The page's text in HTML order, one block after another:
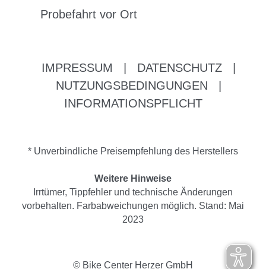
Probefahrt vor Ort
IMPRESSUM DATENSCHUTZ
NUTZUNGSBEDINGUNGEN
INFORMATIONSPFLICHT
* Unverbindliche Preisempfehlung des Herstellers
Weitere Hinweise
Irrtümer, Tippfehler und technische Änderungen
vorbehalten. Farbabweichungen möglich. Stand: Mai
2023
© Bike Center Herzer GmbH